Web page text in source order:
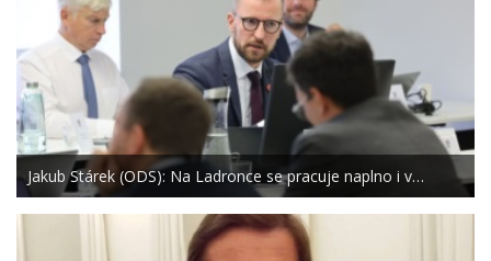
Jakub Stárek (ODS): Na Ladronce se pracuje naplno i v…